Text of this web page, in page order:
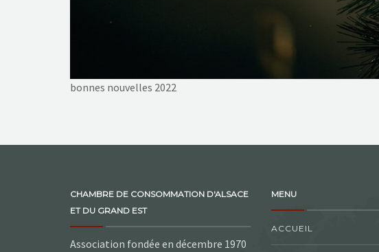
bonnes nouvelles 2022
CHAMBRE DE CONSOMMATION D'ALSACE
ET DU GRAND EST
Association fondée en décembre 1970
MENU
ACCUEIL